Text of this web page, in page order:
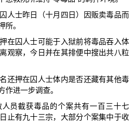
士昨日（十月四日）因贩卖毒品而
所。
囚人士可能于入狱前将毒品吞入体
观察，今日并在其排便中搜出共八粒
押在囚人士体内是否还藏有其他毒
作进一步调查。
截获毒品的个案共有一百三十七
止有九十三宗，大部分个案集中于收